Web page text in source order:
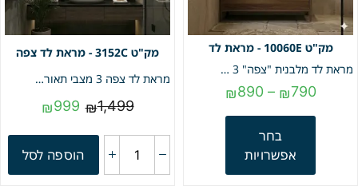
10060E - מראת לד
מראת לד מלבנית "צפה" 3 מצבי תאורה + מפשיר אדים ,תאורה קדמית + חיבור בלוטוס | מק"ט 10060E
₪790
–
₪890
בחר
אפשרויות
3152C - מראת לד צפה
מראת לד צפה 3 מצבי תאורה | מפשיר אדים | חיבור בלוטוס | 80*60 |מק"ט 3152C
₪1,499
₪999
הוספה לסל